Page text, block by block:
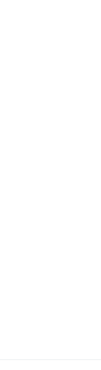
een optie om je
= € 5 korting, 200
aantal
producten die al tegen
korting worden
op
verkoopprijs